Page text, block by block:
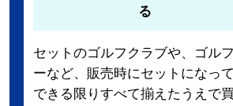
る
セットのゴルフクラブや、ゴル
ーなど、販売時にセットになっ
できる限りすべて揃えたうえで